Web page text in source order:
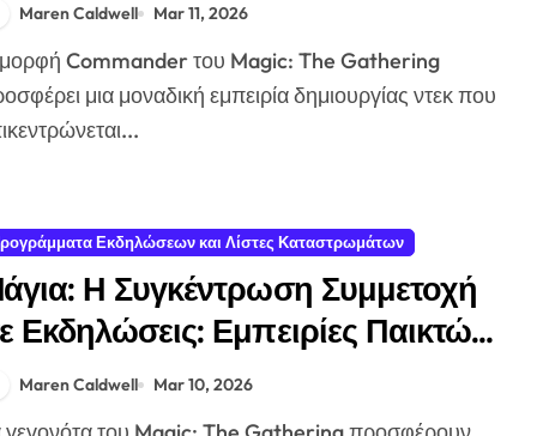
Παιχνιδιού
Maren Caldwell Mar 11, 2026
μια μοναδική εμπειρία δημιουργίας ντεκ που
Εκδηλώσεων και Λίστες Καταστρωμάτων
Η Συγκέντρωση Συμμετοχή
Εκδηλώσεις: Εμπειρίες Παικτών,
Συμμετοχή Κοινότητας, Επιπτώσεις
Μορφής
Maren Caldwell Mar 10, 2026